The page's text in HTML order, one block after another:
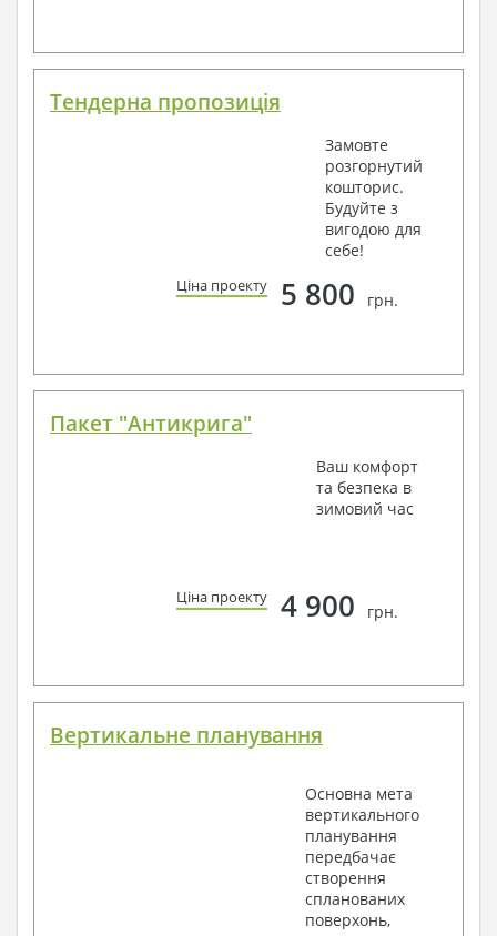
Тендерна пропозиція
Замовте
розгорнутий
кошторис.
Будуйте з
вигодою для
себе!
Ціна проекту 5 800 грн.
Пакет "Антикрига"
Ваш комфорт
та безпека в
зимовий час
Ціна проекту 4 900 грн.
Вертикальне планування
Основна мета
вертикального
планування
передбачає
створення
спланованих
поверхонь,